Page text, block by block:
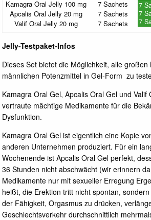
Kamagra Oral Jelly 100 mg
Apcalis Oral Jelly 20 mg
Valif Oral Jelly 20 mg
7 Sachets
7 Sachets
7 Sachets
7
7
7
Jelly-Testpaket-Infos
Dieses Set bietet die Möglichkeit, alle großen
männlichen Potenzmittel in Gel-Form zu
Kamagra Oral Gel, Apcalis Oral Gel und Valif
vertraute mächtige Medikamente für die
Dysfunktion.
Kamagra Oral Gel ist eigentlich eine Kopie
anderen Unternehmen produziert. Für ein
Wochenende ist Apcalis Oral Gel perfekt,
36 Stunden nicht abschwächt (wir erinnern
Medikamente nur mit sexueller Erregung
heißt, die Erektion tritt nicht spontan,
der Fähigkeit, Orgasmus zu drücken,
Geschlechtsverkehr durchschnittlich